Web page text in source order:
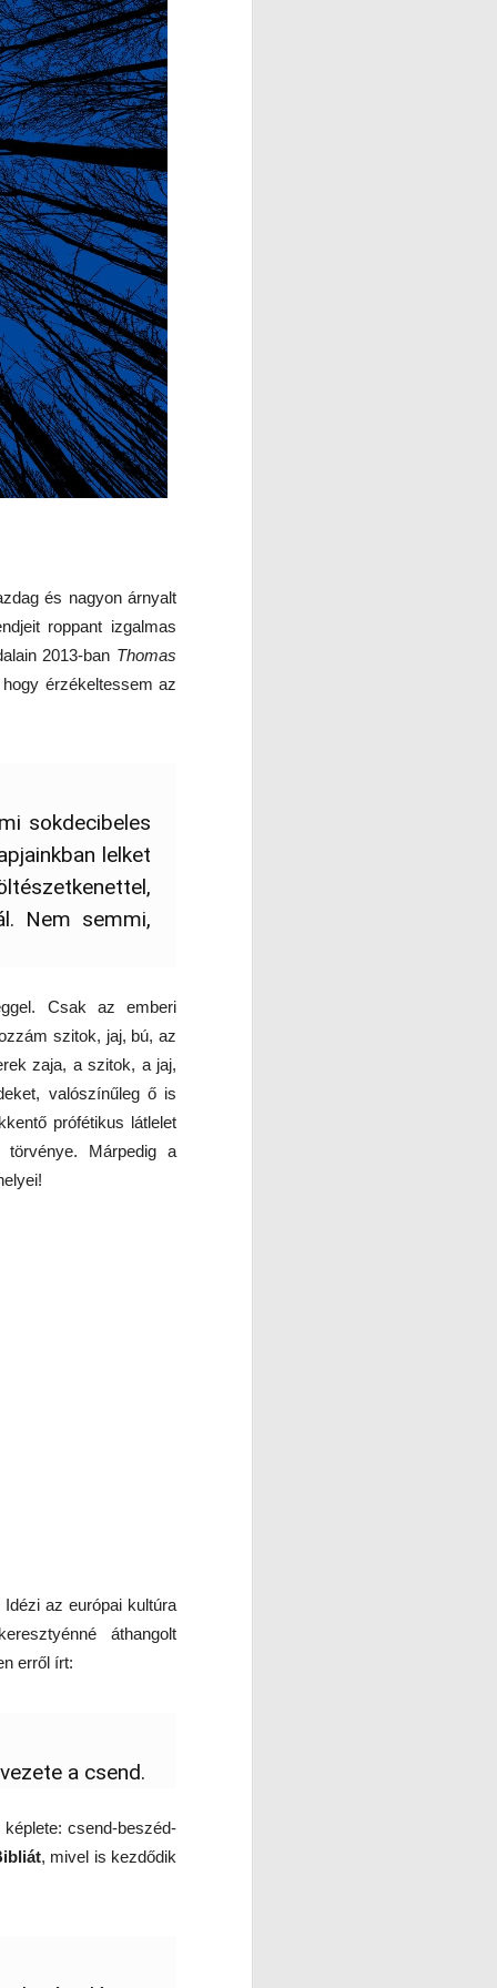
és nagyon árnyalt
roppant izgalmas
2013-ban Thomas
érzékeltessem az
sokdecibeles
lelket
Nem semmi,
Csak az emberi
szitok, jaj, bú, az
zaja, a szitok, a jaj,
valószínűleg ő is
prófétikus látlelet
Márpedig a
az európai kultúra
áthangolt
erről írt:
a csend.
csend-beszéd-
, mivel is kezdődik